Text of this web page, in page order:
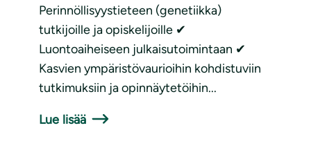
Perinnöllisyystieteen (genetiikka)
tutkijoille ja opiskelijoille ✔
Luontoaiheiseen julkaisutoimintaan ✔
Kasvien ympäristövaurioihin kohdistuviin
tutkimuksiin ja opinnäytetöihin...
Lue lisää